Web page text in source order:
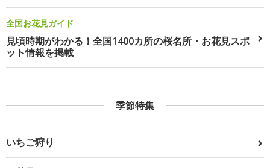
全国お花見ガイド
見頃時期がわかる！全国1400カ所の桜名所・お花見スポ
ット情報を掲載
季節特集
いちご狩り